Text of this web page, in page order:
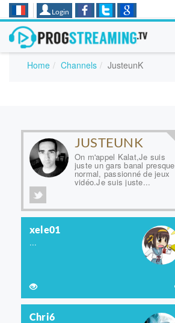
Login
Home Channels JusteunK
JUSTEUNK
On m'appel Kalat,Je suis
juste un gars banal presque
normal, passionné de jeux
vidéo.Je suis juste...
xele01
...
Chri6